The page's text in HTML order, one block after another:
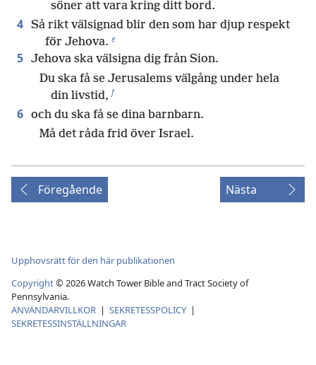
söner att vara kring ditt bord.
4 Så rikt välsignad blir den som har djup respekt
för Jehova. e
5 Jehova ska välsigna dig från Sion.
Du ska få se Jerusalems välgång under hela
din livstid, f
6 och du ska få se dina barnbarn.
Må det råda frid över Israel.
Föregående Nästa
Upphovsrätt för den här publikationen
Copyright©2026Watch Tower Bible and Tract Society of
Pennsylvania.
ANVÄNDARVILLKOR | SEKRETESSPOLICY |
SEKRETESSINSTÄLLNINGAR